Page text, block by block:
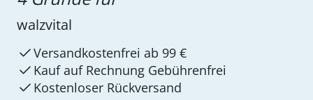
walzvital
Versandkostenfrei ab 99 €
Kauf auf Rechnung Gebührenfrei
Kostenloser Rückversand